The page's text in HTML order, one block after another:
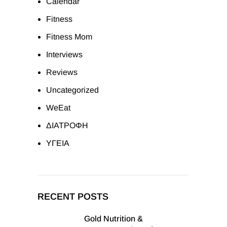
Fitness
Fitness Mom
Interviews
Reviews
Uncategorized
WeEat
ΔΙΑΤΡΟΦΗ
ΥΓΕΙΑ
RECENT POSTS
Gold Nutrition &